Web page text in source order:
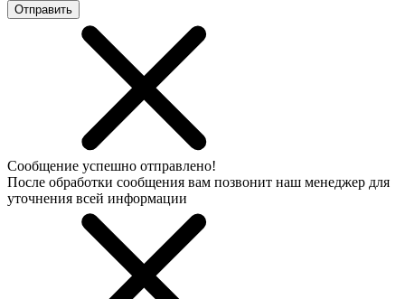
Отправить
Сообщение успешно отправлено!
После обработки сообщения вам позвонит наш менеджер для
уточнения всей информации